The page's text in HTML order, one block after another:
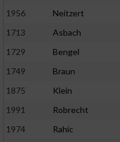
1956
Neitzert
1713
Asbach
1729
Bengel
1749
Braun
1875
Klein
1991
Robrecht
1974
Rahic